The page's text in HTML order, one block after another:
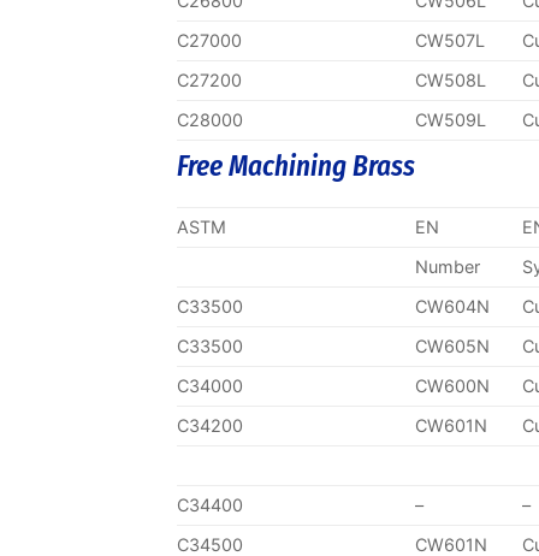
C27000
CW507L
C27200
CW508L
C28000
CW509L
Free Machining Brass
ASTM EN
Number
C33500
CW604N
C33500
CW605N
C34000
CW600N
C34200
CW601N
C34400
– –
C34500
CW601N